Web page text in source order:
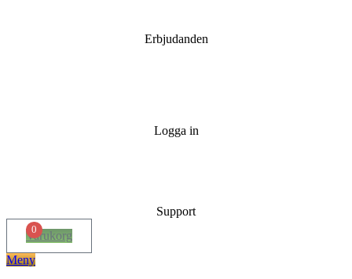
Erbjudanden
Logga in
Support
0
Varukorg
Meny